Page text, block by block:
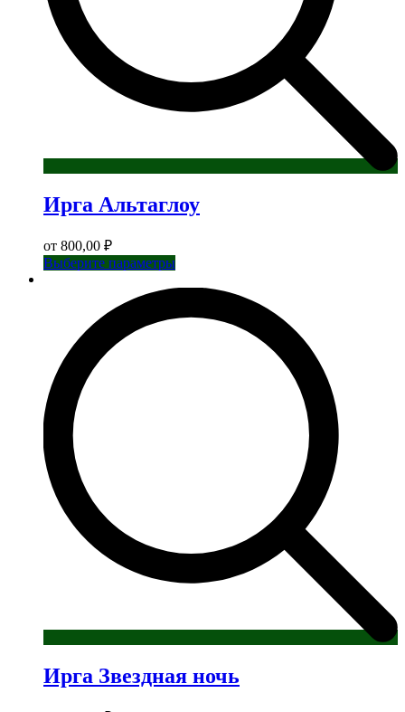
Ирга Альтаглоу
от 800,00 ₽
Выберите параметрыЭтот
вариаций.
Ирга Звездная ночь